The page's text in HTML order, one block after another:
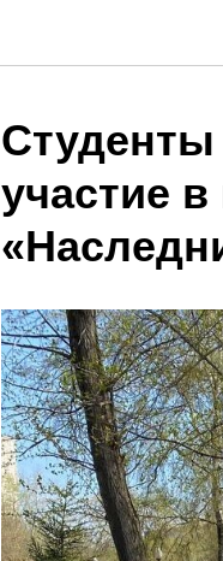
участие